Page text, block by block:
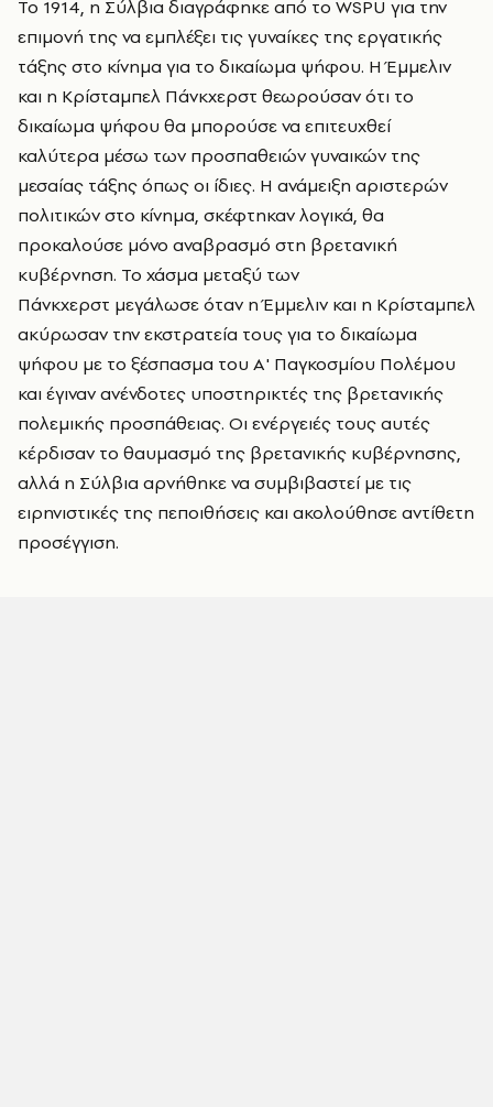
Το 1914, η Σύλβια διαγράφηκε από το WSPU για την
επιμονή της να εμπλέξει τις γυναίκες της εργατικής
τάξης στο κίνημα για το δικαίωμα ψήφου. ΗΈμμελιν
και η Κρίσταμπελ Πάνκχερστ θεωρούσαν ότι το
δικαίωμα ψήφου θα μπορούσε να επιτευχθεί
καλύτερα μέσω των προσπαθειών γυναικών της
μεσαίας τάξης όπως οι ίδιες. Η ανάμειξη αριστερών
πολιτικών στο κίνημα, σκέφτηκαν λογικά, θα
προκαλούσε μόνο αναβρασμό στη βρετανική
κυβέρνηση. Το χάσμα μεταξύ των
Πάνκχερστ μεγάλωσε όταν ηΈμμελιν και η Κρίσταμπελ
ακύρωσαν την εκστρατεία τους για το δικαίωμα
ψήφου με το ξέσπασμα του Α' Παγκοσμίου Πολέμου
και έγιναν ανένδοτες υποστηρικτές της βρετανικής
πολεμικής προσπάθειας. Οι ενέργειές τους αυτές
κέρδισαν το θαυμασμό της βρετανικής κυβέρνησης,
αλλά η Σύλβια αρνήθηκε να συμβιβαστεί με τις
ειρηνιστικές της πεποιθήσεις και ακολούθησε αντίθετη
προσέγγιση.